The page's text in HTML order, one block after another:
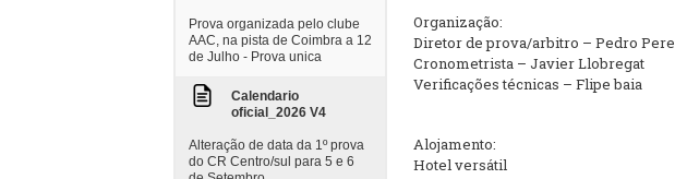
Prova organizada pelo clube
AAC, na pista de Coimbra a 12
de Julho - Prova unica
Calendario
oficial_2026 V4
Alteração de data da 1º prova
do CR Centro/sul para 5 e 6
Organização:
Diretor de prova/arbitro – Pedro
Cronometrista – Javier Llobregat
Verificações técnicas – Flipe baia
Alojamento:
Hotel versátil